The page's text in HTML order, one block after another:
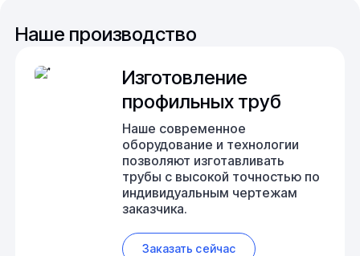
Наше производство
Изготовление
профильных труб
Наше современное
оборудование и технологии
позволяют изготавливать
трубы с высокой точностью по
индивидуальным чертежам
заказчика.
Заказать сейчас